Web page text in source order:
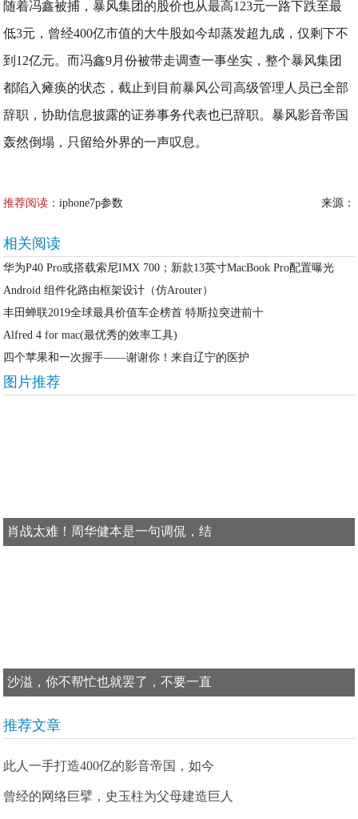
随着冯鑫被捕，暴风集团的股价也从最高123元一路下跌至最
低3元，曾经400亿市值的大牛股如今却蒸发超九成，仅剩下不
到12亿元。而冯鑫9月份被带走调查一事坐实，整个暴风集团
都陷入瘫痪的状态，截止到目前暴风公司高级管理人员已全部
辞职，协助信息披露的证券事务代表也已辞职。暴风影音帝国
轰然倒塌，只留给外界的一声叹息。
推荐阅读：iphone7p参数 来源：
相关阅读
华为P40 Pro或搭载索尼IMX 700；新款13英寸MacBook Pro配置曝光
Android 组件化路由框架设计（仿Arouter）
丰田蝉联2019全球最具价值车企榜首 特斯拉突进前十
Alfred 4 for mac(最优秀的效率工具)
四个苹果和一次握手——谢谢你！来自辽宁的医护
图片推荐
肖战太难！周华健本是一句调侃，结
沙溢，你不帮忙也就罢了，不要一直
推荐文章
此人一手打造400亿的影音帝国，如今
曾经的网络巨擘，史玉柱为父母建造巨人